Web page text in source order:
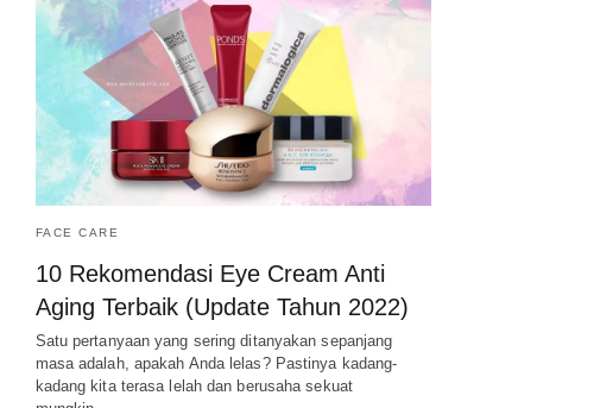
FACE CARE
10 Rekomendasi Eye Cream Anti
Aging Terbaik (Update Tahun 2022)
Satu pertanyaan yang sering ditanyakan sepanjang
masa adalah, apakah Anda lelas? Pastinya kadang-
kadang kita terasa lelah dan berusaha sekuat